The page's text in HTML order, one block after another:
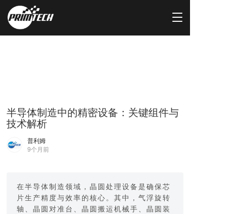
T
g
i
g
半导体制造中的精密设备：关键组件与
技术解析
普利姆
9个月前
在半导体制造领域，晶圆处理设备是确保芯
片生产精度与效率的核心。其中，气浮旋转
轴、晶圆对准台、晶圆搬运机械手、晶圆装